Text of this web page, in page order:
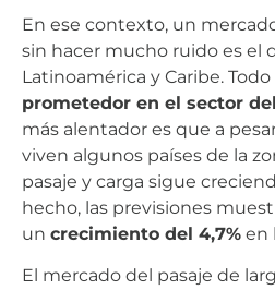
En ese contexto, un
sin hacer mucho ruido es el
Latinoamérica y Caribe.
prometedor en el sector
más alentador es que a
viven algunos países de la
pasaje y carga sigue
hecho, las previsiones
un crecimiento del 4,7% en
El mercado del pasaje de